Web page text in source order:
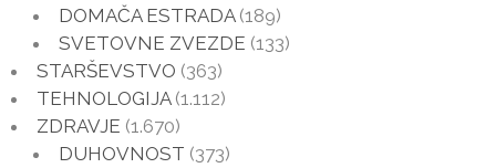
DOMAČA ESTRADA(189)
SVETOVNE ZVEZDE (133)
STARŠEVSTVO (363)
TEHNOLOGIJA(1.112)
ZDRAVJE (1.670)
DUHOVNOST (373)